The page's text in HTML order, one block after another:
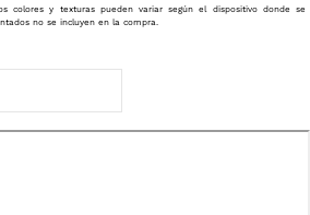
colores y texturas pueden variar según el dispositivo donde se
no se incluyen en la compra.